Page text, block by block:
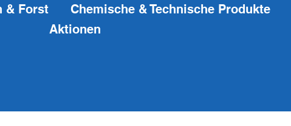
& Forst
Chemische & Technische Produkte
Aktionen